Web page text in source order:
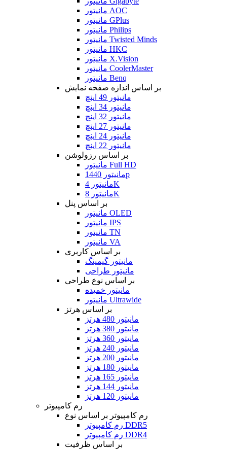
مانیتور AOC
مانیتور GPlus
مانیتور Philips
مانیتور Twisted Minds
مانیتور HKC
مانیتور X.Vision
مانیتور CoolerMaster
مانیتور Benq
بر اساس اندازه صفحه نمایش
مانیتور 49 اینچ
مانیتور 34 اینچ
مانیتور 32 اینچ
مانیتور 27 اینچ
مانیتور 24 اینچ
مانیتور 22 اینچ
بر اساس رزولوشن
مانیتور Full HD
مانیتور 1440p
مانیتور 4K
مانیتور 8K
بر اساس پنل
مانیتور OLED
مانیتور IPS
مانیتور TN
مانیتور VA
بر اساس کاربری
مانیتور گیمینگ
مانیتور طراحی
بر اساس نوع طراحی
مانیتور خمیده
مانیتور Ultrawide
بر اساس هرتز
مانیتور 480 هرتز
مانیتور 380 هرتز
مانیتور 360 هرتز
مانیتور 240 هرتز
مانیتور 200 هرتز
مانیتور 180 هرتز
مانیتور 165 هرتز
مانیتور 144 هرتز
مانیتور 120 هرتز
رم کامپیوتر
رم کامپیوتر بر اساس نوع
رم کامپیوتر DDR5
رم کامپیوتر DDR4
بر اساس ظرفیت